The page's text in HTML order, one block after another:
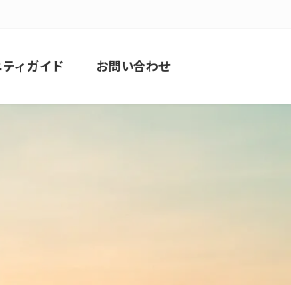
ィガイド お問い合わせ